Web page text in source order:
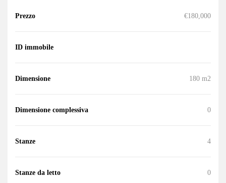
Prezzo €180,000
ID immobile
Dimensione 180 m2
Dimensione complessiva 0
Stanze 4
Stanze da letto 0